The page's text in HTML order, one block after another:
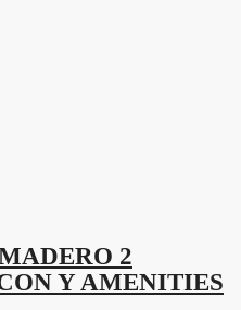
2
Y AMENITIES